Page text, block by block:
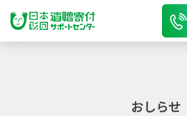
おしらせ